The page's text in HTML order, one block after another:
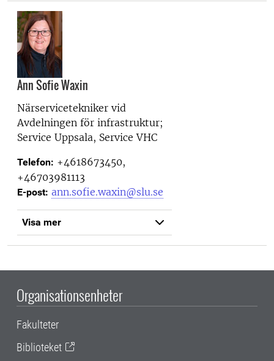
Ann Sofie Waxin
Närservicetekniker vid
Avdelningen för infrastruktur;
Service Uppsala, Service VHC
Telefon: +4618673450,
+46703981113
E-post: ann.sofie.waxin@slu.se
Visa mer
Organisationsenheter
Fakulteter
Biblioteket